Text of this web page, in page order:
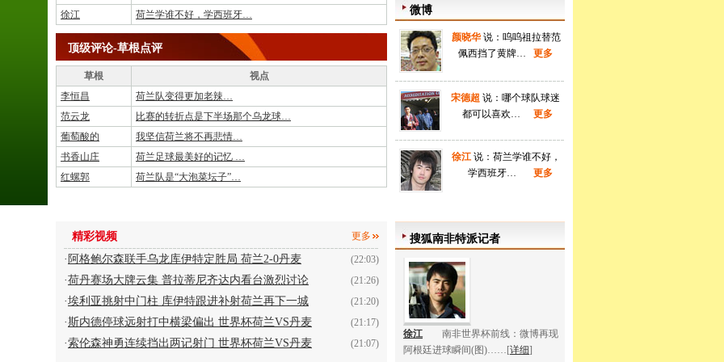
徐江 荷兰学谁不好，学西班牙…
顶级评论-草根点评
草根
视点
李恒昌
荷兰队变得更加老辣…
范云龙
比赛的转折点是下半场那个乌龙球…
葡萄酸的
我坚信荷兰将不再悲情…
书香山庄
荷兰足球最美好的记忆 …
红螺郭
荷兰队是“大泡菜坛子”…
微博
颜晓华说：呜呜祖拉替范
佩西挡了黄牌…
更多
宋德超 说：哪个球队球迷
都可以喜欢…
更多
徐江说：荷兰学谁不好，
学西班牙…
更多
精彩视频 更多
(22:03)
· 阿格鲍尔森联手乌龙库伊特定胜局 荷兰2-0丹麦
(21:26)
·荷丹赛场大牌云集 普拉蒂尼齐达内看台激烈讨论
(21:20)
·埃利亚挑射中门柱 库伊特跟进补射荷兰再下一城
(21:17)
·斯内德停球远射打中横梁偏出 世界杯荷兰VS丹麦
(21:07)
·索伦森神勇连续挡出两记射门 世界杯荷兰VS丹麦
搜狐南非特派记者
徐江 南非世界杯前线：微博再现
阿根廷进球瞬间(图)……[详细]